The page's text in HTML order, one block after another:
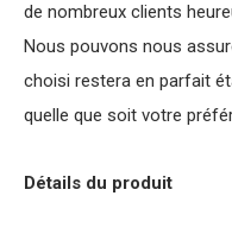
de nombreux clients
Nous pouvons nous
choisi restera en parfait
quelle que soit votre
Détails du produit